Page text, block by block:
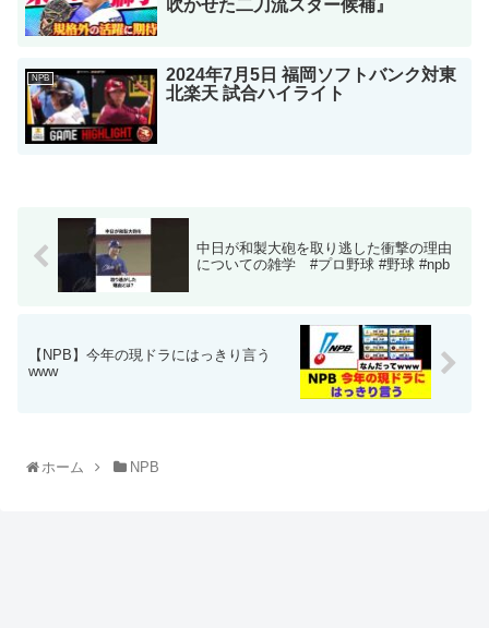
吹かせた二刀流スター候補』
NPB
2024年7月5日 福岡ソフトバンク対東
北楽天 試合ハイライト
中日が和製大砲を取り逃した衝撃の理由
についての雑学 #プロ野球 #野球 #npb
【NPB】今年の現ドラにはっきり言う
www
ホーム NPB